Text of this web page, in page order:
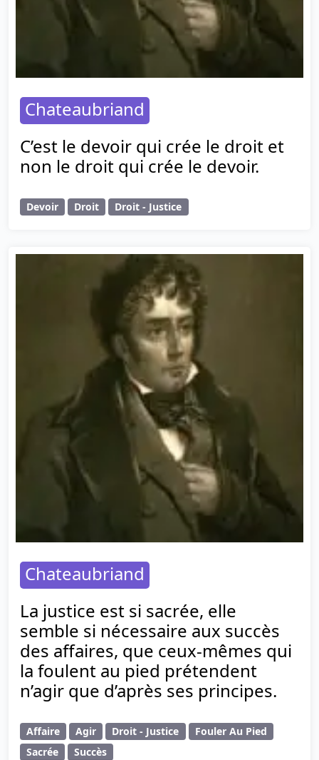
Chateaubriand
C’est le devoir qui crée le droit et
non le droit qui crée le devoir.
Devoir Droit Droit - Justice
Chateaubriand
La justice est si sacrée, elle
semble si nécessaire aux succès
des affaires, que ceux-mêmes qui
la foulent au pied prétendent
n’agir que d’après ses principes.
Affaire Agir Droit - Justice
Fouler Au Pied
Sacrée
Succès